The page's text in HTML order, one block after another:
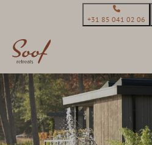
+31 85 041 02 06